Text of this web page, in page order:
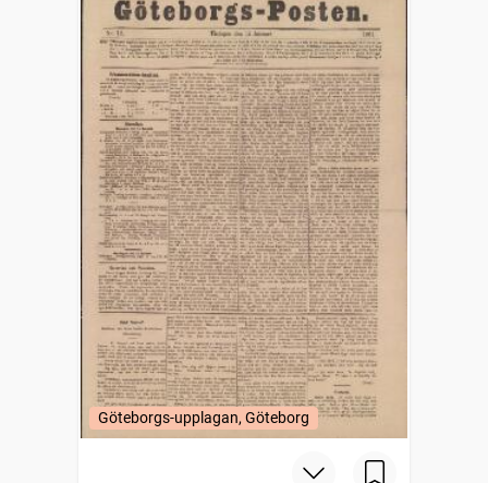
Göteborgs-upplagan, Göteborg